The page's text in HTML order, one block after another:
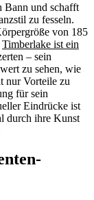
Bann und schafft
zu fesseln.
von 185
Timberlake ist ein
– sein
zu sehen, wie
nur Vorteile zu
für sein
Eindrücke ist
durch ihre Kunst